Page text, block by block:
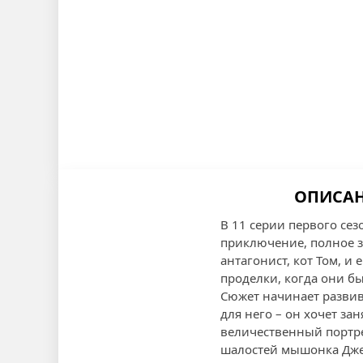
В 11 серии первого
приключение, полное
антагонист, кот Том,
проделки, когда они
Сюжет начинает
для него – он хочет
величественный
шалостей мышонка